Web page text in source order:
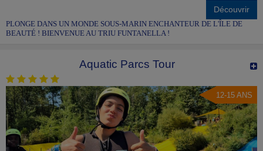
Découvrir
PLONGE DANS UN MONDE SOUS-MARIN ENCHANTEUR DE L'ÎLE DE
BEAUTÉ ! BIENVENUE AU TRIU FUNTANELLA !
Aquatic Parcs Tour
12-15 ANS